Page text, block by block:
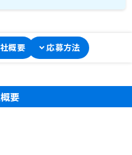
概要 応募方法
要